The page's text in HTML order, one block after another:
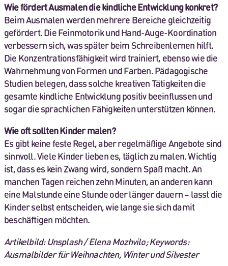
Wie fördert Ausmalen die kindliche Entwicklung konkret?
Beim Ausmalen werden mehrere Bereiche gleichzeitig
gefördert. Die Feinmotorik und Hand-Auge-Koordination
verbessern sich, was später beim Schreibenlernen hilft.
Die Konzentrationsfähigkeit wird trainiert, ebenso wie die
Wahrnehmung von Formen und Farben. Pädagogische
Studien belegen, dass solche kreativen Tätigkeiten die
gesamte kindliche Entwicklung positiv beeinflussen und
sogar die sprachlichen Fähigkeiten unterstützen können.
Wie oft sollten Kinder malen?
Es gibt keine feste Regel, aber regelmäßige Angebote sind
sinnvoll. Viele Kinder lieben es, täglich zu malen. Wichtig
ist, dass es kein Zwang wird, sondern Spaß macht. An
manchen Tagen reichen zehn Minuten, an anderen kann
eine Malstunde eine Stunde oder länger dauern – lasst die
Kinder selbst entscheiden, wie lange sie sich damit
beschäftigen möchten.
Artikelbild: Unsplash / Elena Mozhvilo; Keywords:
Ausmalbilder für Weihnachten, Winter und Silvester